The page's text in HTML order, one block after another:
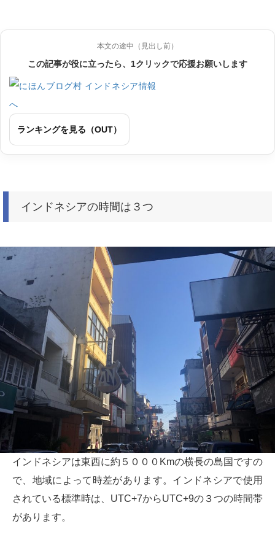
本文の途中（見出し前）
この記事が役に立ったら、1クリックで応援お願いします
ランキングを見る（OUT）
インドネシアの時間は３つ
インドネシアは東西に約５０００Kmの横長の島国ですの
で、地域によって時差があります。インドネシアで使用
されている標準時は、UTC+7からUTC+9の３つの時間帯
があります。